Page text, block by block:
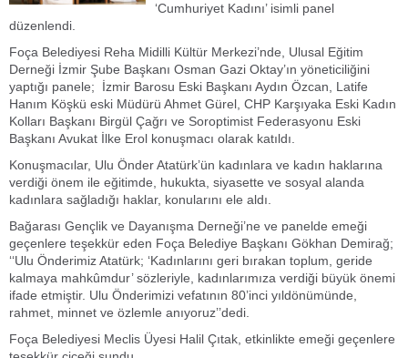
‘Cumhuriyet Kadını’ isimli panel
düzenlendi.
Foça Belediyesi Reha Midilli Kültür Merkezi’nde, Ulusal Eğitim
Derneği İzmir Şube Başkanı Osman Gazi Oktay’ın yöneticiliğini
yaptığı panele; İzmir Barosu Eski Başkanı Aydın Özcan, Latife
Hanım Köşkü eski Müdürü Ahmet Gürel, CHP Karşıyaka Eski Kadın
Kolları Başkanı Birgül Çağrı ve Soroptimist Federasyonu Eski
Başkanı Avukat İlke Erol konuşmacı olarak katıldı.
Konuşmacılar, Ulu Önder Atatürk’ün kadınlara ve kadın haklarına
verdiği önem ile eğitimde, hukukta, siyasette ve sosyal alanda
kadınlara sağladığı haklar, konularını ele aldı.
Bağarası Gençlik ve Dayanışma Derneği’ne ve panelde emeği
geçenlere teşekkür eden Foça Belediye Başkanı Gökhan Demirağ;
‘‘Ulu Önderimiz Atatürk; ‘Kadınlarını geri bırakan toplum, geride
kalmaya mahkûmdur’ sözleriyle, kadınlarımıza verdiği büyük önemi
ifade etmiştir. Ulu Önderimizi vefatının 80’inci yıldönümünde,
rahmet, minnet ve özlemle anıyoruz’’dedi.
Foça Belediyesi Meclis Üyesi Halil Çıtak, etkinlikte emeği geçenlere